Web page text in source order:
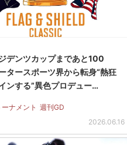
ジデンツカップまであと100
タースポーツ界から転身“熱狂
ンする”異色プロデュー…
ナメント 週刊GD
2026.06.16